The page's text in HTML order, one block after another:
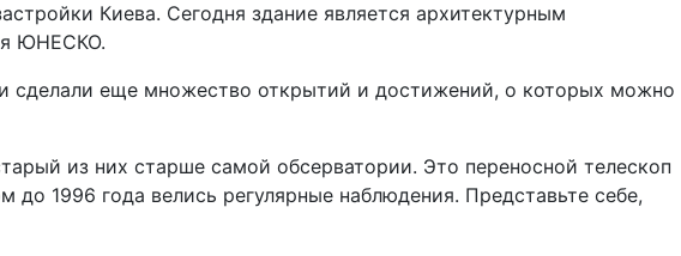
Киева. Сегодня здание является архитектурным
ЮНЕСКО.
сделали еще множество открытий и достижений, о которых можно
из них старше самой обсерватории. Это переносной телескоп
1996 года велись регулярные наблюдения. Представьте себе,